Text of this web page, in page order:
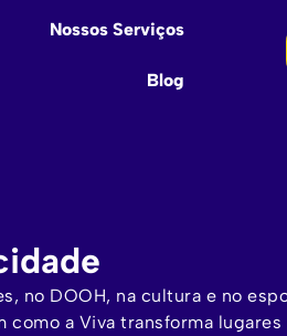
Nossos Serviços
Blog
no DOOH, na cultura e no
a Viva transforma